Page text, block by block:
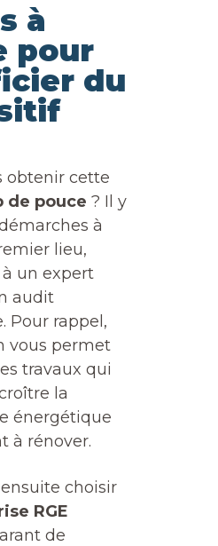
à
pour
du
obtenir cette
de pouce ? Il y
à
lieu,
un expert
audit
Pour rappel,
vous permet
travaux qui
la
énergétique
à rénover.
choisir
RGE
de